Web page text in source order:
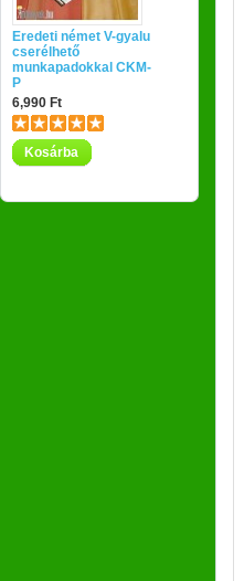
Eredeti német V-gyalu
cserélhető
munkapadokkal CKM-
P
6,990 Ft
Kosárba